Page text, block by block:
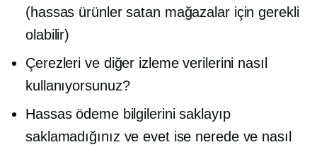
(hassas ürünler satan mağazalar için gerekli
olabilir)
Çerezleri ve diğer izleme verilerini nasıl
kullanıyorsunuz?
Hassas ödeme bilgilerini saklayıp
saklamadığınız ve evet ise nerede ve nasıl